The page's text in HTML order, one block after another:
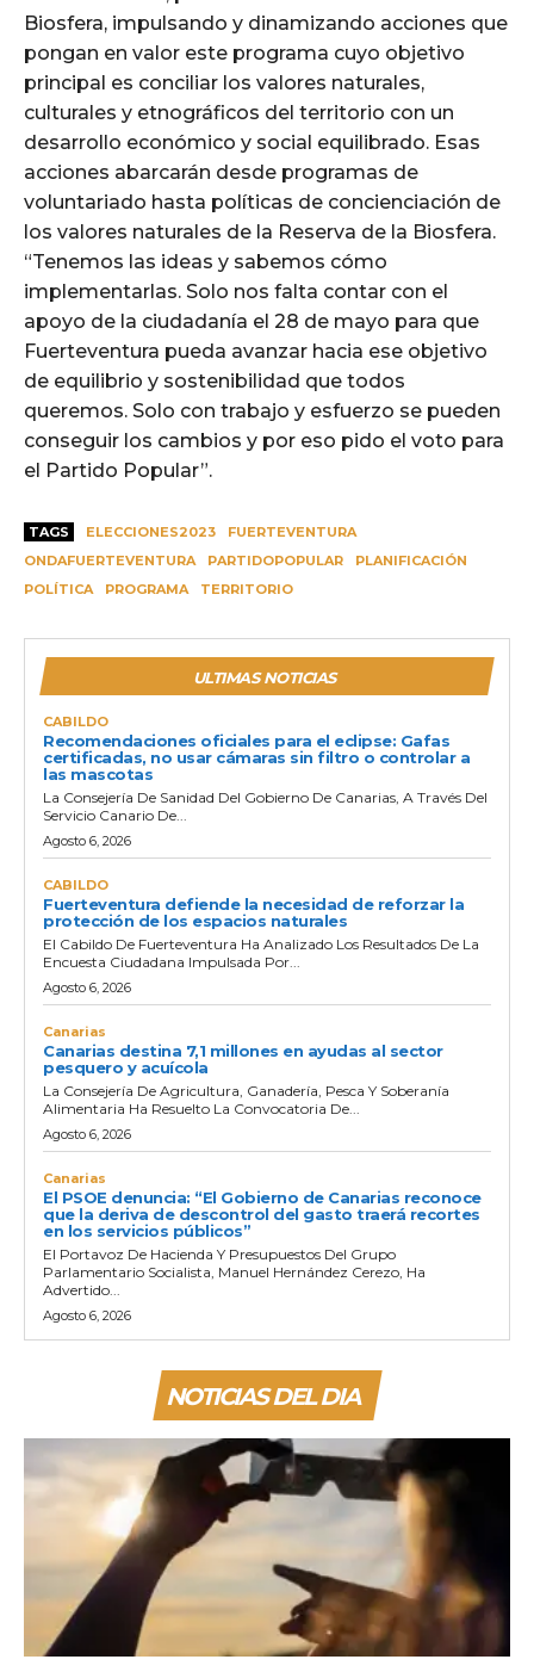
Biosfera, impulsando y dinamizando acciones que
pongan en valor este programa cuyo objetivo
principal es conciliar los valores naturales,
culturales y etnográficos del territorio con un
desarrollo económico y social equilibrado. Esas
acciones abarcarán desde programas de
voluntariado hasta políticas de concienciación de
los valores naturales de la Reserva de la Biosfera.
“Tenemos las ideas y sabemos cómo
implementarlas. Solo nos falta contar con el
apoyo de la ciudadanía el 28 de mayo para que
Fuerteventura pueda avanzar hacia ese objetivo
de equilibrio y sostenibilidad que todos
queremos. Solo con trabajo y esfuerzo se pueden
conseguir los cambios y por eso pido el voto para
el Partido Popular”.
TAGS ELECCIONES2023
FUERTEVENTURA
ONDAFUERTEVENTURA
PARTIDOPOPULAR
PLANIFICACIÓN
POLÍTICA
PROGRAMA TERRITORIO
ULTIMAS NOTICIAS
CABILDO
Recomendaciones oficiales para el eclipse: Gafas
certificadas, no usar cámaras sin filtro o controlar a
las mascotas
La Consejería De Sanidad Del Gobierno De Canarias, A Través Del
Servicio Canario De...
Agosto 6, 2026
CABILDO
Fuerteventura defiende la necesidad de reforzar la
protección de los espacios naturales
El Cabildo De Fuerteventura Ha Analizado Los Resultados De La
Encuesta Ciudadana Impulsada Por...
Agosto 6, 2026
Canarias
Canarias destina 7,1 millones en ayudas al sector
pesquero y acuícola
La Consejería De Agricultura, Ganadería, Pesca Y Soberanía
Alimentaria Ha Resuelto La Convocatoria De...
Agosto 6, 2026
Canarias
El PSOE denuncia: “El Gobierno de Canarias reconoce
que la deriva de descontrol del gasto traerá recortes
en los servicios públicos”
El Portavoz De Hacienda Y Presupuestos Del Grupo
Parlamentario Socialista, Manuel Hernández Cerezo, Ha
Advertido...
Agosto 6, 2026
NOTICIAS DEL DIA